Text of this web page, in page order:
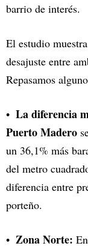
barrio de interés.
El estudio
desajuste entre
Repasamos
La diferencia
Puerto Madero
un 36,1% más
del metro
diferencia entre
porteño.
Zona Norte: